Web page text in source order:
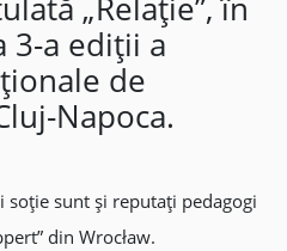
„Relație”, în
3-a ediții a
de
Napoca.
soție sunt și reputați pedagogi
din Wrocław.